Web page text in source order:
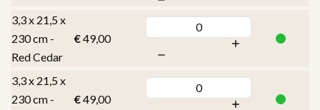
3,3 x 21,5 x
230 cm -
Red Cedar
€49,00
3,3 x 21,5 x
230 cm -
€49,00